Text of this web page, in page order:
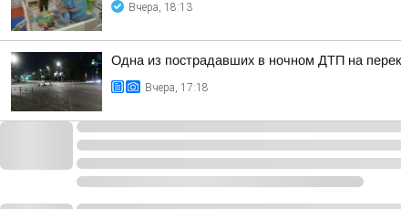
Вчера, 18:13
Одна из пострадавших в ночном ДТП на
Вчера, 17:18